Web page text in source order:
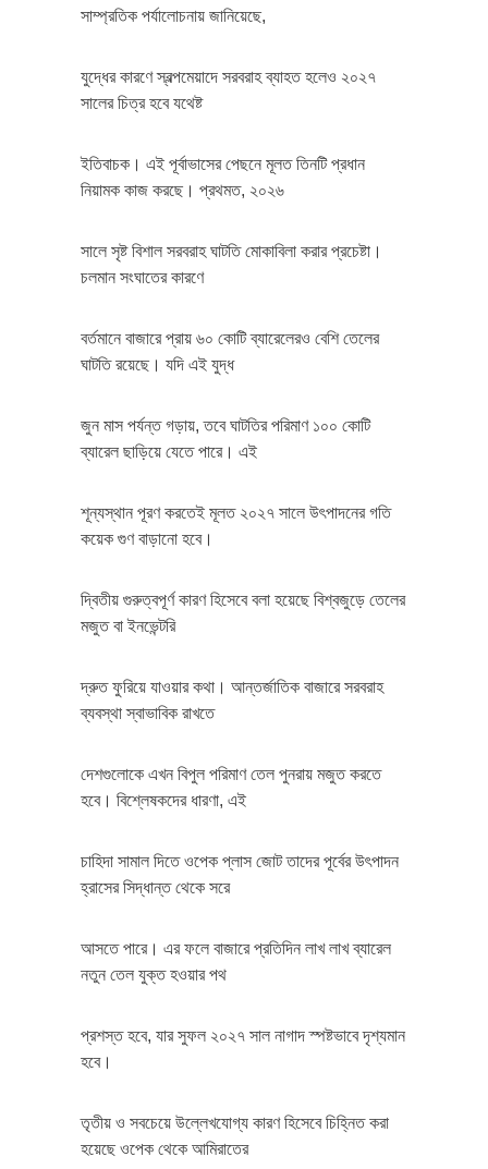
সাম্প্রতিক পর্যালোচনায় জানিয়েছে,
যুদ্ধের কারণে স্বল্পমেয়াদে সরবরাহ ব্যাহত হলেও ২০২৭
সালের চিত্র হবে যথেষ্ট
ইতিবাচক। এই পূর্বাভাসের পেছনে মূলত তিনটি প্রধান
নিয়ামক কাজ করছে। প্রথমত, ২০২৬
সালে সৃষ্ট বিশাল সরবরাহ ঘাটতি মোকাবিলা করার প্রচেষ্টা।
চলমান সংঘাতের কারণে
বর্তমানে বাজারে প্রায় ৬০ কোটি ব্যারেলেরও বেশি তেলের
ঘাটতি রয়েছে। যদি এই যুদ্ধ
জুন মাস পর্যন্ত গড়ায়, তবে ঘাটতির পরিমাণ ১০০ কোটি
ব্যারেল ছাড়িয়ে যেতে পারে। এই
শূন্যস্থান পূরণ করতেই মূলত ২০২৭ সালে উৎপাদনের গতি
কয়েক গুণ বাড়ানো হবে।
দ্বিতীয় গুরুত্বপূর্ণ কারণ হিসেবে বলা হয়েছে বিশ্বজুড়ে তেলের
মজুত বা ইনভেন্টরি
দ্রুত ফুরিয়ে যাওয়ার কথা। আন্তর্জাতিক বাজারে সরবরাহ
ব্যবস্থা স্বাভাবিক রাখতে
দেশগুলোকে এখন বিপুল পরিমাণ তেল পুনরায় মজুত করতে
হবে। বিশ্লেষকদের ধারণা, এই
চাহিদা সামাল দিতে ওপেক প্লাস জোট তাদের পূর্বের উৎপাদন
হ্রাসের সিদ্ধান্ত থেকে সরে
আসতে পারে। এর ফলে বাজারে প্রতিদিন লাখ লাখ ব্যারেল
নতুন তেল যুক্ত হওয়ার পথ
প্রশস্ত হবে, যার সুফল ২০২৭ সাল নাগাদ স্পষ্টভাবে দৃশ্যমান
হবে।
তৃতীয় ও সবচেয়ে উল্লেখযোগ্য কারণ হিসেবে চিহ্নিত করা
হয়েছে ওপেক থেকে আমিরাতের